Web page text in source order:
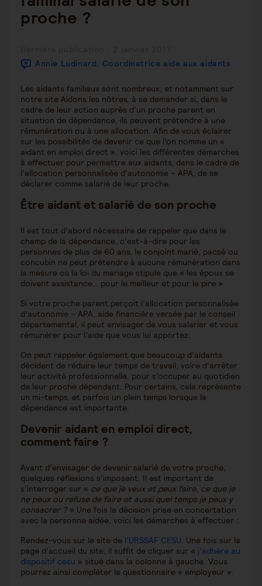
proche ?
publiée :
Annie Ludinard, Coordinatrice aide aux aidants
Les aidants familiaux sont nombreux, et notamment sur
notre site Aidons les nôtres, à se demander si, dans le
cadre de leur action auprès d’un proche parent en
situation de dépendance, ils peuvent prétendre à une
rémunération ou à une allocation. Afin de vous éclairer
sur les possibilités de devenir ce que l’on nomme un «
aidant en emploi direct », voici les différentes démarches
à effectuer pour permettre aux aidants, dans le cadre de
l’allocation personnalisée d’autonomie – APA, de se
déclarer comme salarié de leur proche.
Être aidant et salarié de son proche
Il est tout d’abord nécessaire de rappeler que dans le
champ de la dépendance, c’est-à-dire pour les
personnes de plus de 60 ans, le conjoint marié, pacsé ou
concubin ne peut prétendre à aucune rémunération dans
la mesure où la loi du mariage stipule que « les époux se
doivent assistance… pour le meilleur et pour le pire ».
Si votre proche parent perçoit l’allocation personnalisée
d’autonomie – APA, aide financière versée par le conseil
départemental, il peut envisager de vous salarier et vous
rémunérer pour l’aide que vous lui apportez.
On peut rappeler également que beaucoup d’aidants
décident de réduire leur temps de travail, voire d’arrêter
leur activité professionnelle, pour s’occuper au quotidien
de leur proche dépendant. Pour certains, cela représente
un mi-temps, et parfois un plein temps lorsque la
dépendance est importante.
Devenir aidant en emploi direct,
comment faire ?
Avant d’envisager de devenir salarié de votre proche,
quelques réflexions s’imposent. Il est important de
s’interroger sur « ce que je veux et peux faire, ce que je
ne peux ou refuse de faire et aussi quel temps je peux y
consacrer ?» Une fois la décision prise en concertation
avec la personne aidée, voici les démarches à effectuer :
Rendez-vous sur le site de l’URSSAF CESU. Une fois sur la
page d’accueil du site, il suffit de cliquer sur « j’adhère au
dispositif cesu » situé dans la colonne à gauche. Vous
pourrez ainsi compléter le questionnaire « employeur ».